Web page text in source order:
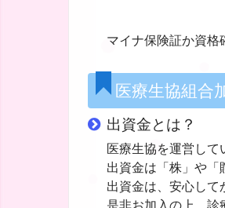
マイナ保険証か資格
医療生協組合
出資金とは？
医療生協を運営して
出資金は「株」や「
出資金は、安心して
是非お加入の上、診